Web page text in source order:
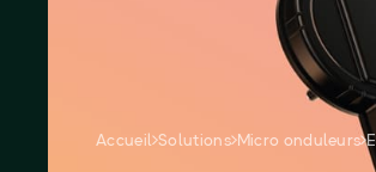
garantit une performance
Demandez votre devis gratuit
Accueil Solutions Micro onduleurs